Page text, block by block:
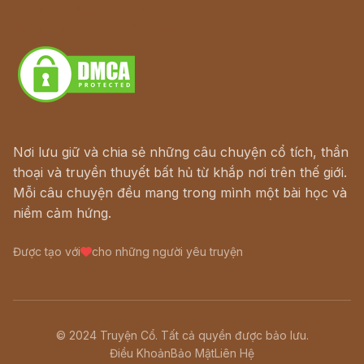
Nơi lưu giữ và chia sẻ những câu chuyện cổ tích, thần
thoại và truyền thuyết bất hủ từ khắp nơi trên thế giới.
Mỗi câu chuyện đều mang trong mình một bài học và
niềm cảm hứng.
Được tạo với cho những người yêu truyện
© 2024 Truyện Cổ. Tất cả quyền được bảo lưu.
Điều KhoảnBảo MậtLiên Hệ